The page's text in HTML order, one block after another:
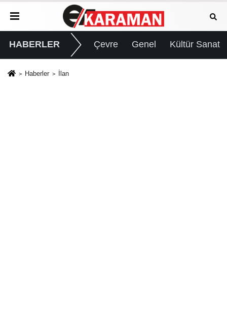
HABERLER Çevre Genel Kültür Sanat
Haberler İlan